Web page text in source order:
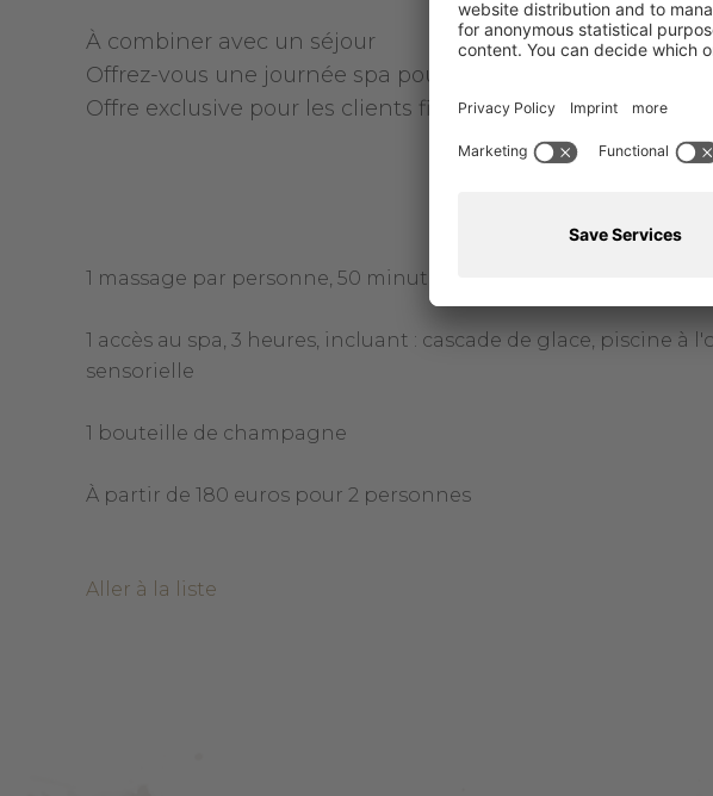
À combiner avec un séjour
Offrez-vous une journée spa pour retrouver bien-être,
Offre exclusive pour les clients fidèles Majestic, pour 2
1 massage par personne, 50 minutes, relaxation au choix
1 accès au spa, 3 heures, incluant : cascade de glace, piscine
sensorielle
1 bouteille de champagne
À partir de 180 euros pour 2 personnes
Aller à la liste